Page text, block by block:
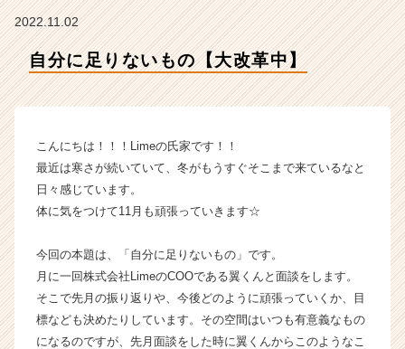
ー・
長
業
か
ス
ト
が
届
く
就
2022.11.02
自分に足りないもの【大改革中】
こんにちは！！！Limeの氏家です！！
最近は寒さが続いていて、冬がもうすぐそこまで来ているなと
日々感じています。
体に気をつけて11月も頑張っていきます☆
今回の本題は、「自分に足りないもの」です。
月に一回株式会社LimeのCOOである翼くんと面談をします。
そこで先月の振り返りや、今後どのように頑張っていくか、目
標なども決めたりしています。その空間はいつも有意義なもの
になるのですが、先月面談をした時に翼くんからこのようなこ